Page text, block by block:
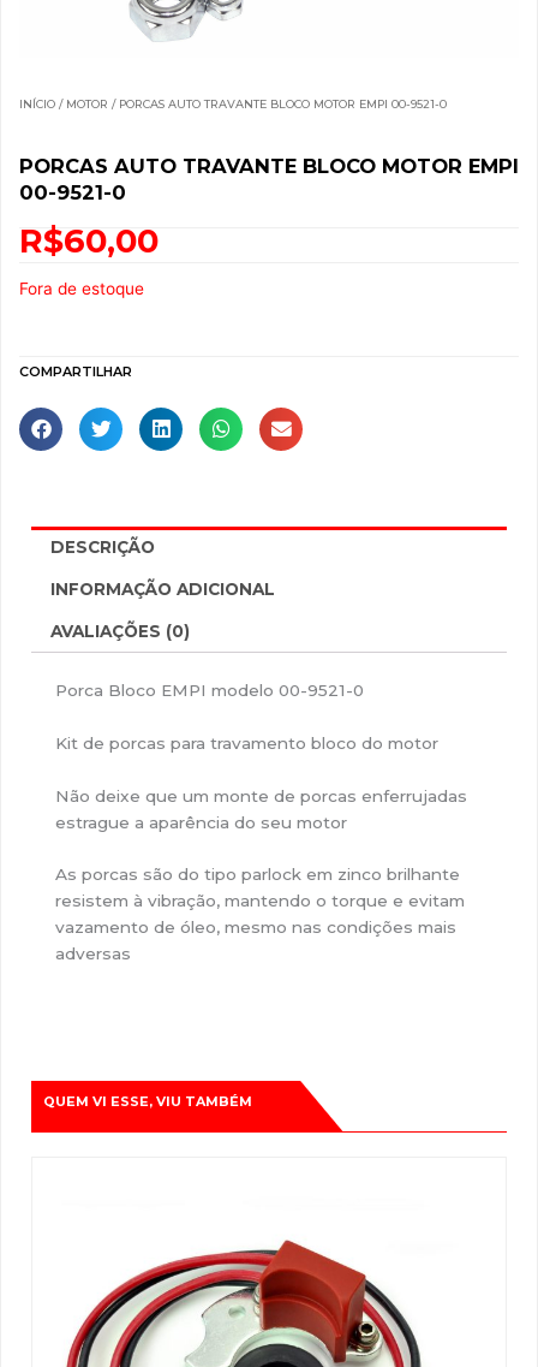
INÍCIO / MOTOR / PORCAS AUTO TRAVANTE BLOCO MOTOR EMPI 00-9521-0
PORCAS AUTO TRAVANTE BLOCO MOTOR EMPI
00-9521-0
R$60,00
Fora de estoque
COMPARTILHAR
DESCRIÇÃO
INFORMAÇÃO ADICIONAL
AVALIAÇÕES (0)
Porca Bloco EMPI modelo 00-9521-0
Kit de porcas para travamento bloco do motor
Não deixe que um monte de porcas enferrujadas
estrague a aparência do seu motor
As porcas são do tipo parlock em zinco brilhante
resistem à vibração, mantendo o torque e evitam
vazamento de óleo, mesmo nas condições mais
adversas
QUEM VI ESSE, VIU TAMBÉM